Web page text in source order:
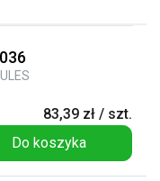
83,39 zł / szt.
Do koszyka